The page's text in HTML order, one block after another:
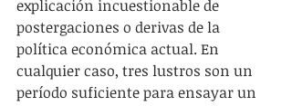
explicación incuestionable de
postergaciones o derivas de la
política económica actual. En
cualquier caso, tres lustros son un
período suficiente para ensayar un